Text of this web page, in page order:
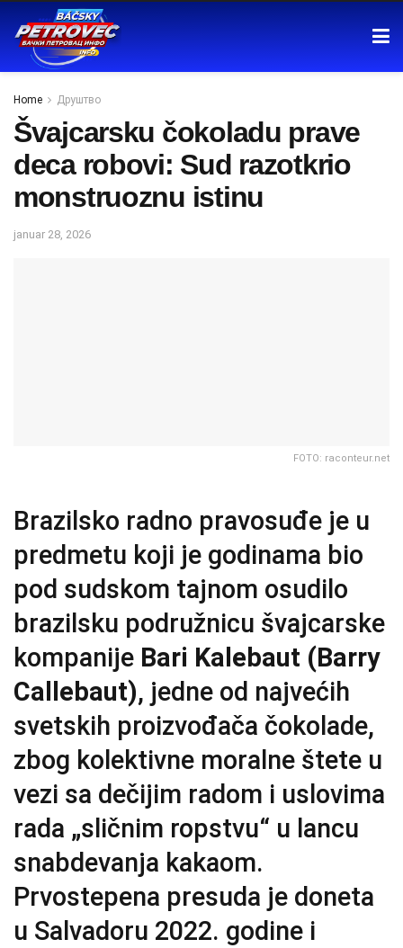
Home Друштво
Švajcarsku čokoladu prave
deca robovi: Sud razotkrio
monstruoznu istinu
januar 28, 2026
FOTO: raconteur.net
Brazilsko radno pravosuđe je u
predmetu koji je godinama bio
pod sudskom tajnom osudilo
brazilsku podružnicu švajcarske
kompanije Bari Kalebaut (Barry
Callebaut), jedne od najvećih
svetskih proizvođača čokolade,
zbog kolektivne moralne štete u
vezi sa dečijim radom i uslovima
rada „sličnim ropstvu“ u lancu
snabdevanja kakaom.
Prvostepena presuda je doneta
u Salvadoru 2022. godine i